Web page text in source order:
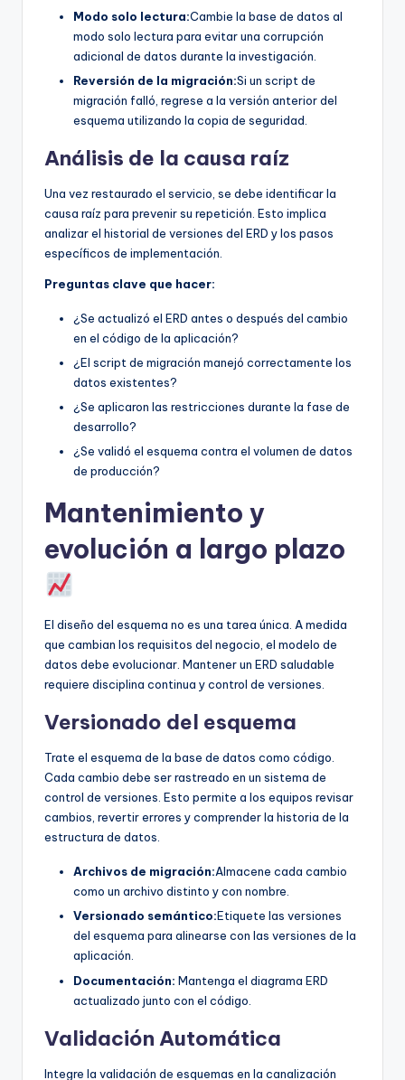
Modo solo lectura:Cambie la base de datos al
modo solo lectura para evitar una corrupción
adicional de datos durante la investigación.
Reversión de la migración:Si un script de
migración falló, regrese a la versión anterior del
esquema utilizando la copia de seguridad.
Análisis de la causa raíz
Una vez restaurado el servicio, se debe identificar la
causa raíz para prevenir su repetición. Esto implica
analizar el historial de versiones del ERD y los pasos
específicos de implementación.
Preguntas clave que hacer:
¿Se actualizó el ERD antes o después del cambio
en el código de la aplicación?
¿El script de migración manejó correctamente los
datos existentes?
¿Se aplicaron las restricciones durante la fase de
desarrollo?
¿Se validó el esquema contra el volumen de datos
de producción?
Mantenimiento y
evolución a largo plazo
El diseño del esquema no es una tarea única. A medida
que cambian los requisitos del negocio, el modelo de
datos debe evolucionar. Mantener un ERD saludable
requiere disciplina continua y control de versiones.
Versionado del esquema
Trate el esquema de la base de datos como código.
Cada cambio debe ser rastreado en un sistema de
control de versiones. Esto permite a los equipos revisar
cambios, revertir errores y comprender la historia de la
estructura de datos.
Archivos de migración:Almacene cada cambio
como un archivo distinto y con nombre.
Versionado semántico:Etiquete las versiones
del esquema para alinearse con las versiones de la
aplicación.
Documentación: Mantenga el diagrama ERD
actualizado junto con el código.
Validación Automática
Integre la validación de esquemas en la canalización